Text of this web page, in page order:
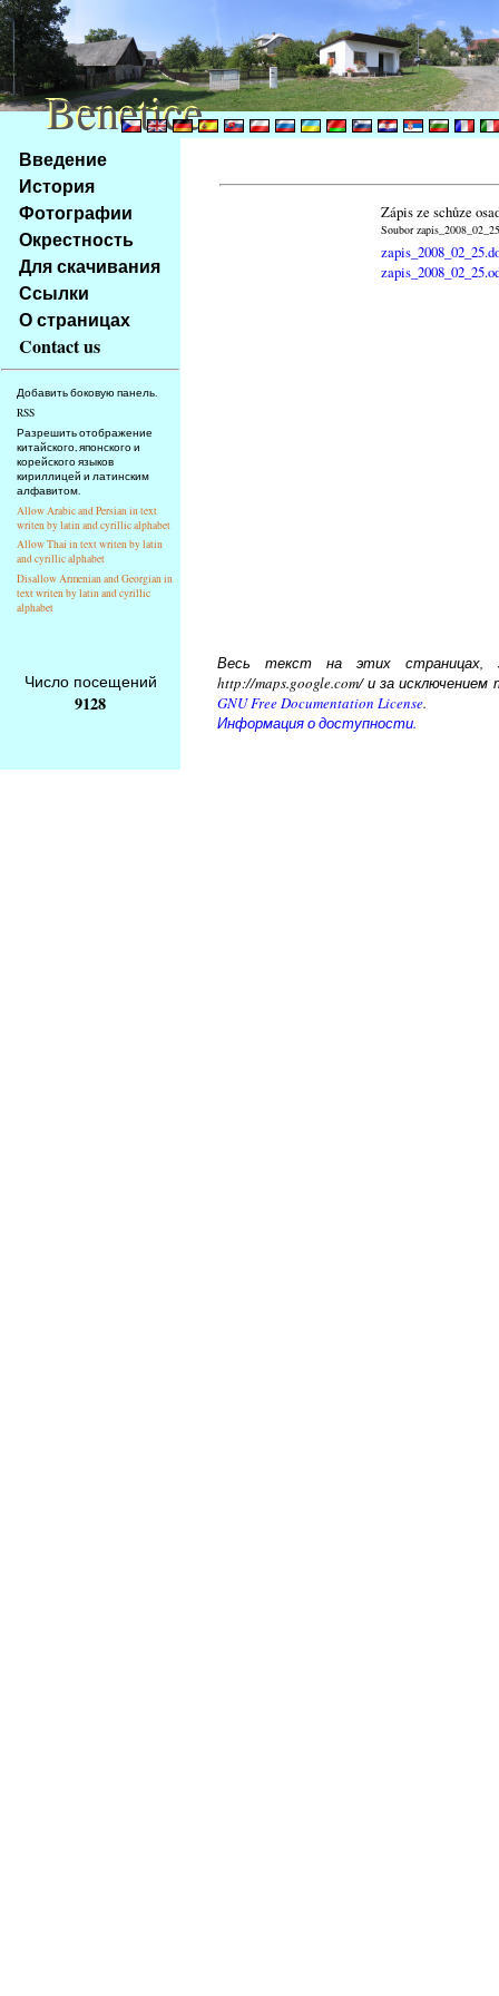
Na
obsah
stránky
Klávesové
zkratky
tomto
webu
základní
strana
Введение
История
Фотографии
Окрестность
Для скачивания
Ссылки
О страницах
Contact us
Добавить боковую панель.
RSS
Разрешить отображение
китайского, японского и
корейского языков
кириллицей и латинским
алфавитом.
Allow Arabic and Persian in text
writen by latin and cyrillic alphabet
Allow Thai in text writen by latin
and cyrillic alphabet
Disallow Armenian and Georgian in
text writen by latin and cyrillic
alphabet
Zápis ze schůze
Soubor
Число посещений
9128
Весь текст на этих страницах,
http://maps.google.com/ и за
GNU Free Documentation License.
Информация о доступности.
Benetice
Benetice